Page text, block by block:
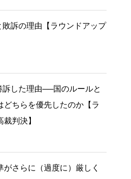
訴の理由【ラウンドアップ
した理由──国のルールと
どちらを優先したのか【ラ
判決】
がさらに（過度に）厳しく